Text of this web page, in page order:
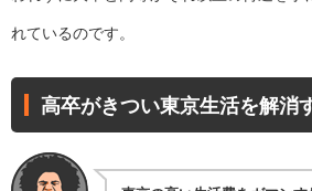
れているのです。
高卒がきつい東京生活を解消